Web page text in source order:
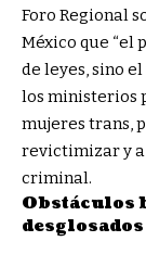
Foro Regional
México que “el
de leyes, sino
los ministerios
mujeres trans,
revictimizar y
criminal.
Obstáculos
desglosados